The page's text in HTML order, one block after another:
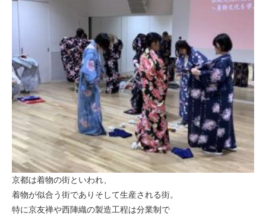
京都は着物の街といわれ、
着物が似合う街でありそして生産される街。
特に京友禅や西陣織の製造工程は分業制で